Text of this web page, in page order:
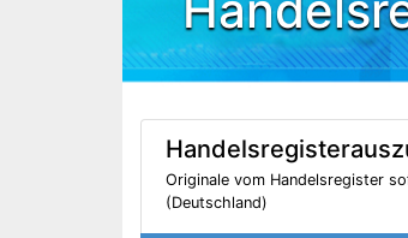
Originale vom Handelsregister
(Deutschland)